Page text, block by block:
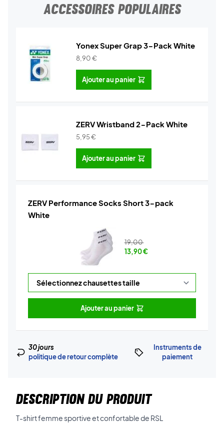
ACCESSOIRES POPULAIRES
Yonex Super Grap 3-Pack White
8,90€
Ajouter au panier
ZERV Wristband 2-Pack White
5,95€
Ajouter au panier
ZERV Performance Socks Short 3-pack
White
19,00
13,90€
Ajouter au panier
30 jours
politique de retour complète
Instruments de
paiement
DESCRIPTION DU PRODUIT
T-shirt femme sportive et confortable de RSL